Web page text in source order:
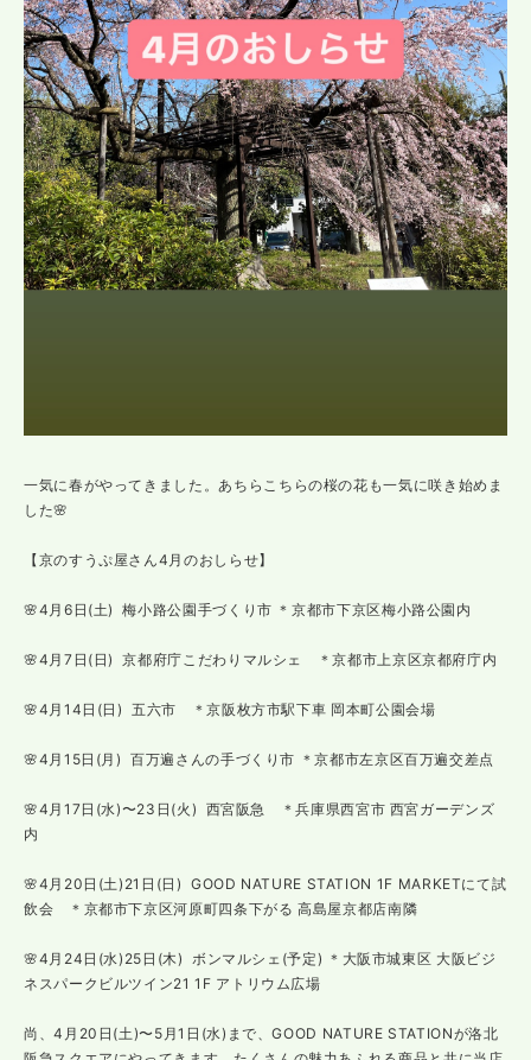
一気に春がやってきました。あちらこちらの桜の花も一気に咲き始めま
した🌸
【京のすうぷ屋さん4月のおしらせ】
🌸4月6日(土) 梅小路公園手づくり市 ＊京都市下京区梅小路公園内
🌸4月7日(日) 京都府庁こだわりマルシェ ＊京都市上京区京都府庁内
🌸4月14日(日) 五六市 ＊京阪枚方市駅下車 岡本町公園会場
🌸4月15日(月) 百万遍さんの手づくり市 ＊京都市左京区百万遍交差点
🌸4月17日(水)〜23日(火) 西宮阪急 ＊兵庫県西宮市 西宮ガーデンズ
内
🌸4月20日(土)21日(日) GOOD NATURE STATION 1F MARKETにて試
飲会 ＊京都市下京区河原町四条下がる 高島屋京都店南隣
🌸4月24日(水)25日(木) ボンマルシェ(予定) ＊大阪市城東区 大阪ビジ
ネスパークビルツイン21 1F アトリウム広場
尚、4月20日(土)〜5月1日(水)まで、GOOD NATURE STATIONが洛北